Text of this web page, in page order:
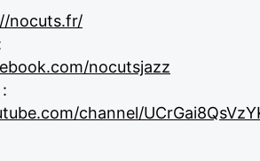
nocuts.fr/
nocutsjazz
channel/